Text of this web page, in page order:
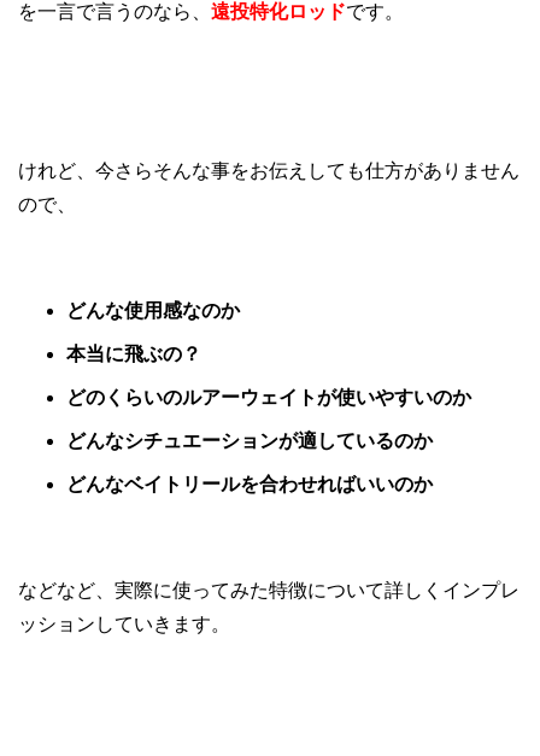
を一言で言うのなら、 遠投特化ロッドです。
けれど、今さらそんな事をお伝えしても仕方がありません
ので、
どんな使用感なのか
本当に飛ぶの？
どのくらいのルアーウェイトが使いやすいのか
どんなシチュエーションが適しているのか
どんなベイトリールを合わせればいいのか
などなど、実際に使ってみた特徴について詳しくインプレ
ッションしていきます。